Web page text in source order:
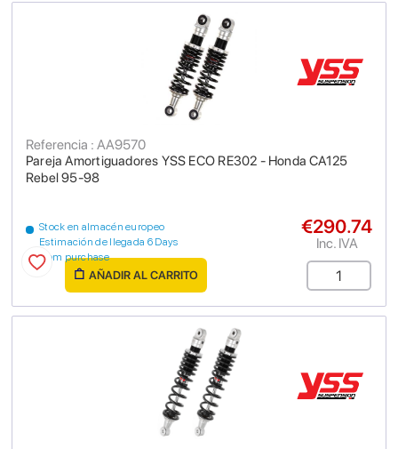
Pareja Amortiguadores YSS ECO RE302 - Honda CA125
Rebel 95-98
Referencia : AA9570
Stock en almacén europeo
Estimación de llegada 6 Days
from purchase
€290.74
Inc. IVA
AÑADIR AL CARRITO